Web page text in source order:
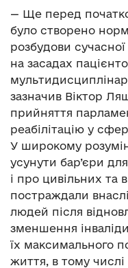
— Ще перед
було створено
розбудови сучасної
на засадах
зазначив Віктор
прийняття
реабілітацію у
У широкому
усунути бар’єри
і про цивільних та
постраждали
людей після
зменшення
їх максимального
життя, в тому числі